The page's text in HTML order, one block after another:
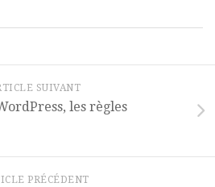
SUIVANT
les règles
PRÉCÉDENT